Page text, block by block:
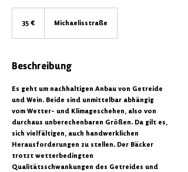
35 € Michaelisstraße
Beschreibung
Es geht um nachhaltigen Anbau von Getreide
und Wein. Beide sind unmittelbar abhängig
vom Wetter- und Klimageschehen, also von
durchaus unberechenbaren Größen. Da gilt es,
sich vielfältigen, auch handwerklichen
Herausforderungen zu stellen. Der Bäcker
trotzt wetterbedingten
Qualitätsschwankungen des Getreides und